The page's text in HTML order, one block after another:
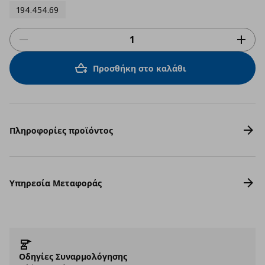
194.454.69
Προσθήκη στο καλάθι
Πληροφορίες προϊόντος
Υπηρεσία Μεταφοράς
Οδηγίες Συναρμολόγησης